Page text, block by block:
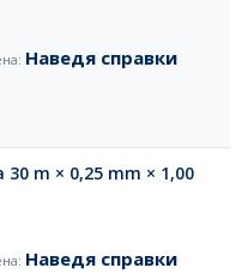
Наведя справки
30 m × 0,25 mm × 1,00
Наведя справки